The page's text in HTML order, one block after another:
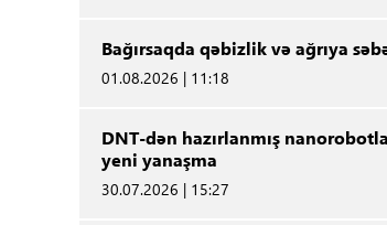
Bağırsaqda qəbizlik və ağrıya
01.08.2026 | 11:18
DNT-dən hazırlanmış
yeni yanaşma
30.07.2026 | 15:27